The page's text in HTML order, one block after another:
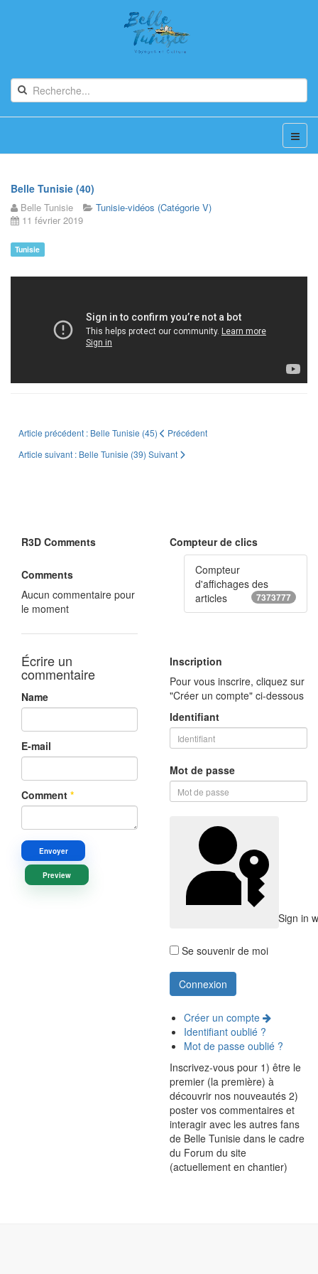
Belle Tunisie (40)
Belle Tunisie
Tunisie-vidéos (Catégorie V)
11 février 2019
Tunisie
Article précédent : Belle Tunisie (45)
Précédent
Article suivant : Belle Tunisie (39) Suivant
R3D Comments
Comments
Aucun commentaire pour
le moment
Écrire un
commentaire
Name
E-mail
Comment *
Envoyer
Preview
Compteur de clics
Compteur
d'affichages des
articles
7373777
Inscription
Pour vous inscrire, cliquez sur
"Créer un compte" ci-dessous
Identifiant
Mot de passe
Sign in
Se souvenir de moi
Créer un compte
Identifiant oublié ?
Mot de passe oublié ?
Inscrivez-vous pour 1) être le
premier (la première) à
découvrir nos nouveautés 2)
poster vos commentaires et
interagir avec les autres fans
de Belle Tunisie dans le cadre
du Forum du site
(actuellement en chantier)